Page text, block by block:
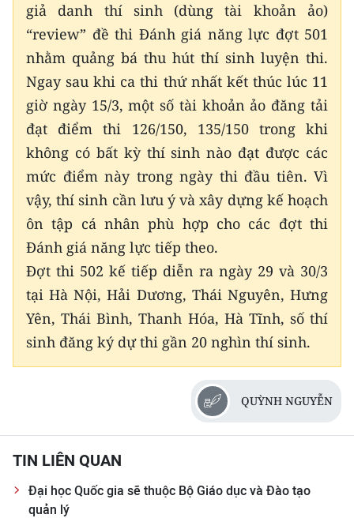
VỀ BÁO NHÂN DÂN
THỜI NAY
NHÂN DÂN CUỐI TUẦN
NHÂN DÂN HẰNG THÁNG
MUA BÁO
ĐỌC BÁO IN
ENGLISH
中文
ESPAÑOL
giả danh thí sinh (dùng tài khoản ảo)
“review” đề thi Đánh giá năng lực đợt 501
nhằm quảng bá thu hút thí sinh luyện thi.
Ngay sau khi ca thi thứ nhất kết thúc lúc 11
giờ ngày 15/3, một số tài khoản ảo đăng tải
đạt điểm thi 126/150, 135/150 trong khi
không có bất kỳ thí sinh nào đạt được các
mức điểm này trong ngày thi đầu tiên. Vì
vậy, thí sinh cần lưu ý và xây dựng kế hoạch
ôn tập cá nhân phù hợp cho các đợt thi
Đánh giá năng lực tiếp theo.
Đợt thi 502 kế tiếp diễn ra ngày 29 và 30/3
tại Hà Nội, Hải Dương, Thái Nguyên, Hưng
Yên, Thái Bình, Thanh Hóa, Hà Tĩnh, số thí
sinh đăng ký dự thi gần 20 nghìn thí sinh.
QUỲNH NGUYỄN
TIN LIÊN QUAN
Đại học Quốc gia sẽ thuộc Bộ Giáo dục và Đào tạo
quản lý